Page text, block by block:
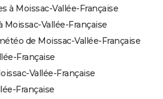
à Moissac-Vallée-Française
Vallée-Française
de Moissac-Vallée-Française
Française
Vallée-Française
Française